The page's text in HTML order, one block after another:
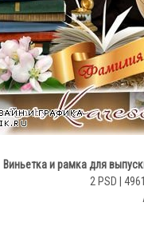
Виньетка и рамка для
2 PSD |